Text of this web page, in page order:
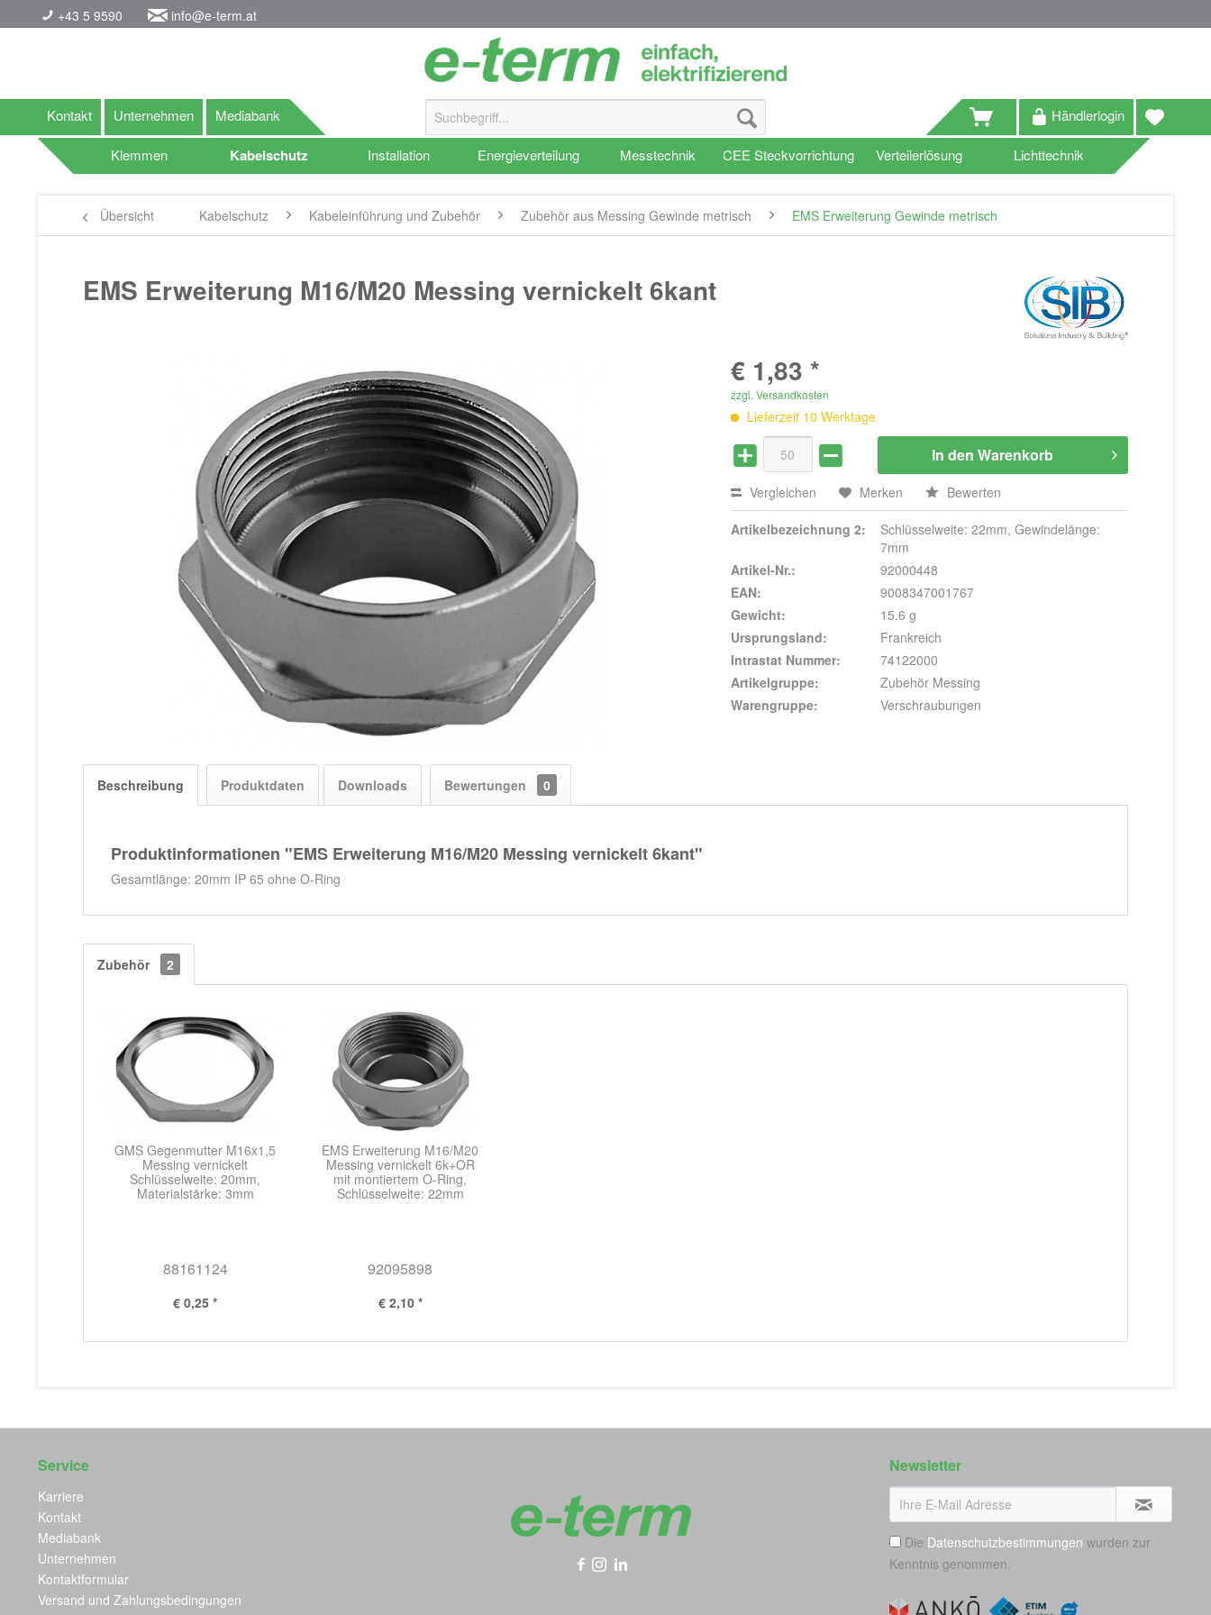
+43 5 9590 info@e-term.at
Kontakt Unternehmen Mediabank Händlerlogin
Klemmen Kabelschutz Installation Energieverteilung Messtechnik CEE Steckvorrichtung Verteilerlösung Lichttechnik
Übersicht Kabelschutz Kabeleinführung und Zubehör Zubehör aus Messing Gewinde metrisch EMS Erweiterung Gewinde metrisch
EMS Erweiterung M16/M20 Messing vernickelt 6kant
€ 1,83 *
zzgl. Versandkosten
Lieferzeit 10 Werktage
In den Warenkorb
Vergleichen Merken Bewerten
Artikelbezeichnung 2:
Schlüsselweite: 22mm, Gewindelänge:
7mm
Artikel-Nr.:
92000448
EAN:
9008347001767
Gewicht:
15.6 g
Ursprungsland:
Frankreich
Intrastat Nummer:
74122000
Artikelgruppe:
Zubehör Messing
Warengruppe:
Verschraubungen
Beschreibung Produktdaten Downloads Bewertungen 0
Produktinformationen "EMS Erweiterung M16/M20 Messing vernickelt 6kant"
Gesamtlänge: 20mm IP 65 ohne O-Ring
Zubehör 2
GMS Gegenmutter M16x1,5
Messing vernickelt
Schlüsselweite: 20mm,
Materialstärke: 3mm
88161124
€ 0,25 *
EMS Erweiterung M16/M20
Messing vernickelt 6k+OR
mit montiertem O-Ring,
Schlüsselweite: 22mm
92095898
€ 2,10 *
Service
Karriere
Kontakt
Mediabank
Unternehmen
Kontaktformular
Versand und Zahlungsbedingungen
Newsletter
Die Datenschutzbestimmungen wurden zur
Kenntnis genommen.